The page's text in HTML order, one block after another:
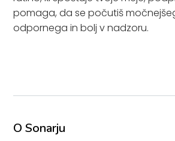
pomaga, da se počutiš
odpornega in bolj v nadzoru.
O Sonarju